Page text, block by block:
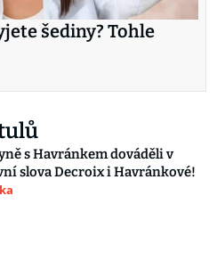
šediny? Tohle
s Havránkem dováděli v
slova Decroix i Havránkové!